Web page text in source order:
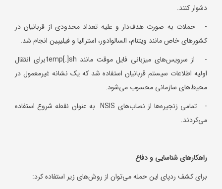
دشوار کنند.
- حملات به صورت هدف‌دار و علیه تعداد محدودی از قربانیان در
کشورهای خاص مانند ویتنام، السالوادور، استرالیا و فیلیپین انجام شد.
- از سرویس‌های میزبانی فایل موقت مانند temp[.]shبرای انتقال
اولیه اطلاعات سیستم قربانیان استفاده شد که یک نشانه غیرمعمول در
محیط‌های سازمانی محسوب می‌شود.
- تمامی زنجیره‌ها از نصاب‌های NSIS به عنوان نقطه شروع استفاده
می‌کردند.
راهکارهای شناسایی و دفاع
برای کشف ردپای این حمله می‌توان از روش‌های زیر استفاده کرد: